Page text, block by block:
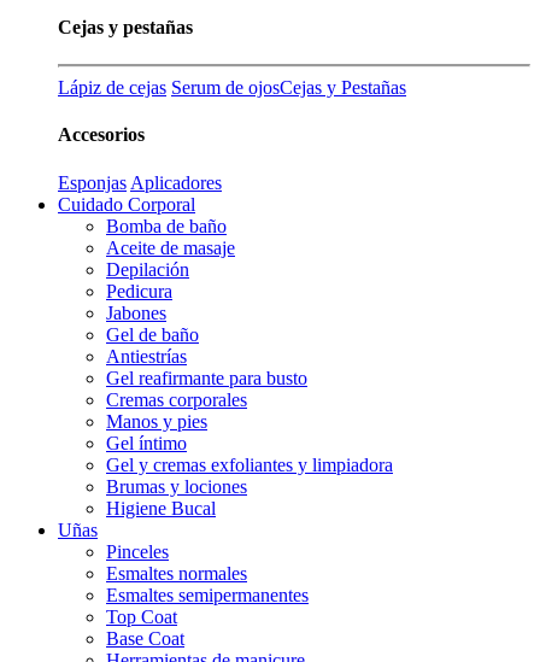
Cejas y pestañas
Lápiz de cejas Serum de ojosCejas y Pestañas
Accesorios
Esponjas Aplicadores
Cuidado Corporal
Bomba de baño
Aceite de masaje
Depilación
Pedicura
Jabones
Gel de baño
Antiestrías
Gel reafirmante para busto
Cremas corporales
Manos y pies
Gel íntimo
Gel y cremas exfoliantes y limpiadora
Brumas y lociones
Higiene Bucal
Uñas
Pinceles
Esmaltes normales
Esmaltes semipermanentes
Top Coat
Base Coat